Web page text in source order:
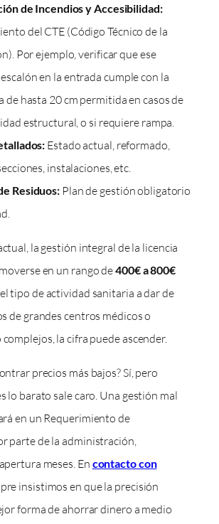
de Incendios y Accesibilidad:
del CTE (Código Técnico de la
Por ejemplo, verificar que ese
en la entrada cumple con la
de hasta 20 cm permitida en casos de
estructural, o si requiere rampa.
Estado actual, reformado,
instalaciones, etc.
Residuos: Plan de gestión obligatorio
la gestión integral de la licencia
en un rango de400€ a 800€
tipo de actividad sanitaria a dar de
de grandes centros médicos o
la cifra puede ascender.
precios más bajos? Sí, pero
lo barato sale caro. Una gestión mal
en un Requerimiento de
parte de la administración,
meses. En contacto con
insistimos en que la precisión
forma de ahorrar dinero a medio